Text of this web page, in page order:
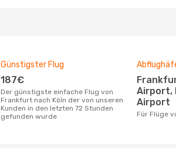
Günstigster Flug
187€
Der günstigste einfache Flug von
Frankfurt nach Köln der von unseren
Kunden in den letzten 72 Stunden
gefunden wurde
Frankfurt International
Airport,
Airport
Für Flüge